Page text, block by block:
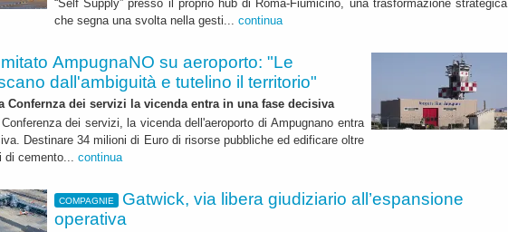
“Self Supply” presso il proprio hub di Roma-Fiumicino, una trasformazione strategica
che segna una svolta nella gesti... continua
AmpugnaNO su aeroporto: "Le
dall'ambiguità e tutelino il territorio"
Confernza dei servizi la vicenda entra in una fase decisiva
dei servizi, la vicenda dell'aeroporto di Ampugnano entra
Destinare 34 milioni di Euro di risorse pubbliche ed edificare oltre
di cemento... continua
COMPAGNIE
Gatwick, via libera giudiziario all’espansione
operativa